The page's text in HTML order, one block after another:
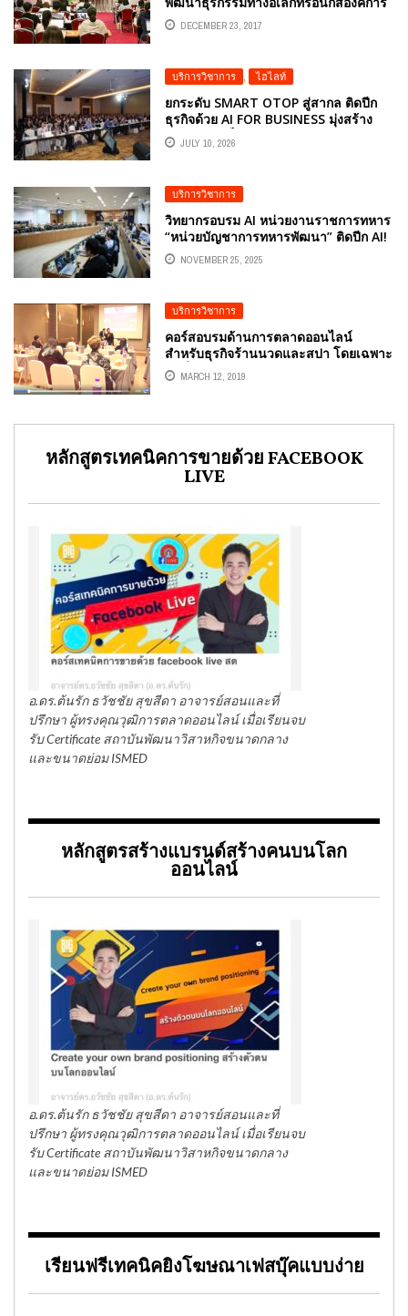
มหาชนสพธอ. ETDA
DECEMBER 23, 2017
บริการวิชาการ , ไฮไลท์
ยกระดับ SMART OTOP สู่สากล ติดปีก
ธุรกิจด้วย AI FOR BUSINESS มุ่งสร้าง
ความเข้มแข็งเศรษฐกิจฐานรากอย่าง
ยั่งยืน วิทยากรโดย อ.ดร.ต้นรัก ธวัชชัย
พัฒนาเทคโนโลยีและนวัตกรรมให้เท่าทัน
ต่อโลกดิจิทัล และผู้ทรงคุณวุฒิด้าน
เทคโนโลยีดิจิทัล
JULY 10, 2026
บริการวิชาการ
วิทยากรอบรม AI หน่วยงานราชการทหาร
“หน่วยบัญชาการทหารพัฒนา” ติดปีก AI!
นทพ.ทหารพัฒนาฯ เร่งยกระดับผู้นำและ
เสธ. พร้อมนำทัพสู่ยุคดิจิทัล อ.ดร.ต้นรัก
พัฒนา (นทพ.)
NOVEMBER 25, 2025
บริการวิชาการ
คอร์สอบรมด้านการตลาดออนไลน์
สำหรับธุรกิจร้านนวดและสปา โดยเฉพาะ
รุ่นที่ 2 อ.ธวัชชัย สุขสีดา
MARCH 12, 2019
หลักสูตรเทคนิคการขายด้วย FACEBOOK
LIVE
อ.ดร.ต้นรัก ธวัชชัย สุขสีดา อาจารย์สอนและที่
ปรึกษา ผู้ทรงคุณวุฒิการตลาดออนไลน์ เมื่อเรียนจบ
รับ Certificate สถาบันพัฒนาวิสาหกิจขนาดกลาง
และขนาดย่อม ISMED
หลักสูตรสร้างแบรนด์สร้างคนบนโลก
ออนไลน์
อ.ดร.ต้นรัก ธวัชชัย สุขสีดา อาจารย์สอนและที่
ปรึกษา ผู้ทรงคุณวุฒิการตลาดออนไลน์ เมื่อเรียนจบ
รับ Certificate สถาบันพัฒนาวิสาหกิจขนาดกลาง
และขนาดย่อม ISMED
เรียนฟรีเทคนิคยิงโฆษณาเฟสบุ๊คแบบง่าย